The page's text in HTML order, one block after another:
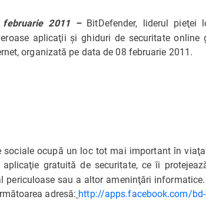
februarie 2011 – BitDefender, liderul pieţei
aplicaţii şi ghiduri de securitate online
organizată pe data de 08 februarie 2011.
sociale ocupă un loc tot mai important în
aplicaţie gratuită de securitate, ce îi
periculoase sau a altor ameninţări
adresă: http://apps.facebook.com/